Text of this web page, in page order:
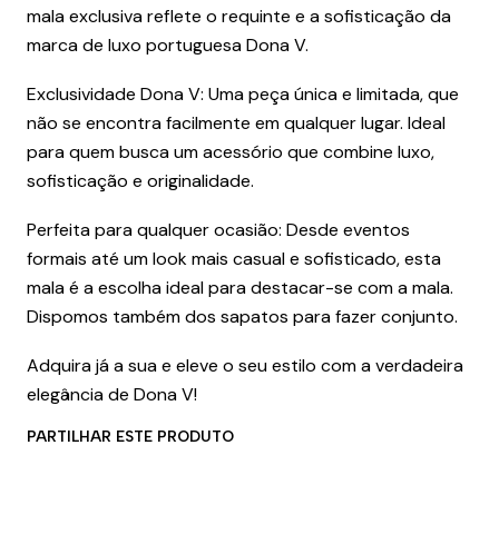
mala exclusiva reflete o requinte e a sofisticação da
marca de luxo portuguesa Dona V.
Exclusividade Dona V: Uma peça única e limitada, que
não se encontra facilmente em qualquer lugar. Ideal
para quem busca um acessório que combine luxo,
sofisticação e originalidade.
Perfeita para qualquer ocasião: Desde eventos
formais até um look mais casual e sofisticado, esta
mala é a escolha ideal para destacar-se com a mala.
Dispomos também dos sapatos para fazer conjunto.
Adquira já a sua e eleve o seu estilo com a verdadeira
elegância de Dona V!
PARTILHAR ESTE PRODUTO